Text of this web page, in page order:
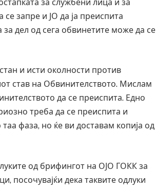
за службени лица и за
запре и ЈО да ја преиспита
за дел од сега обвинетите може да се
и исти околности против
став на Обвинителството. Мислам
да се преиспита. Едно
треба да се преиспита и
фаза, но ќе ви доставам копија од
од брифингот на ОЈО ГОКК за
посочувајќи дека таквите одлуки